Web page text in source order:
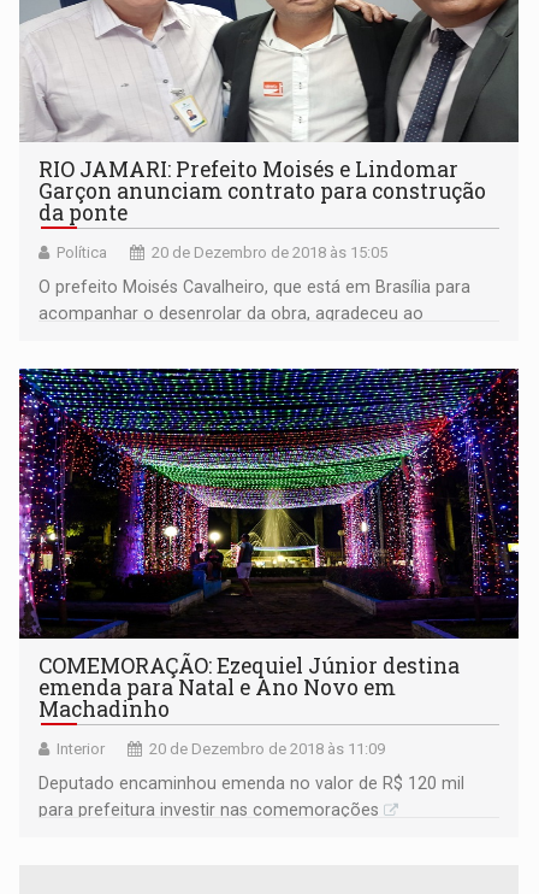
RIO JAMARI: Prefeito Moisés e Lindomar
Garçon anunciam contrato para construção
da ponte
Política 20 de Dezembro de 2018 às 15:05
O prefeito Moisés Cavalheiro, que está em Brasília para
acompanhar o desenrolar da obra, agradeceu ao
COMEMORAÇÃO: Ezequiel Júnior destina
emenda para Natal e Ano Novo em
Machadinho
Interior 20 de Dezembro de 2018 às 11:09
Deputado encaminhou emenda no valor de R$ 120 mil
para prefeitura investir nas comemorações